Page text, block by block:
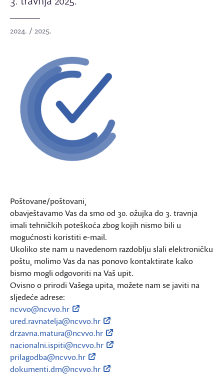
2024. / 2025.
Poštovane/poštovani,
obavještavamo Vas da smo od 30. ožujka do 3. travnja
imali tehničkih poteškoća zbog kojih nismo bili u
mogućnosti koristiti e-mail.
Ukoliko ste nam u navedenom razdoblju slali elektroničku
poštu, molimo Vas da nas ponovo kontaktirate kako
bismo mogli odgovoriti na Vaš upit.
Ovisno o prirodi Vašega upita, možete nam se javiti na
sljedeće adrese:
ncvvo@ncvvo.hr
ured.ravnatelja@ncvvo.hr
drzavna.matura@ncvvo.hr
nacionalni.ispiti@ncvvo.hr
prilagodba@ncvvo.hr
dokumenti.dm@ncvvo.hr